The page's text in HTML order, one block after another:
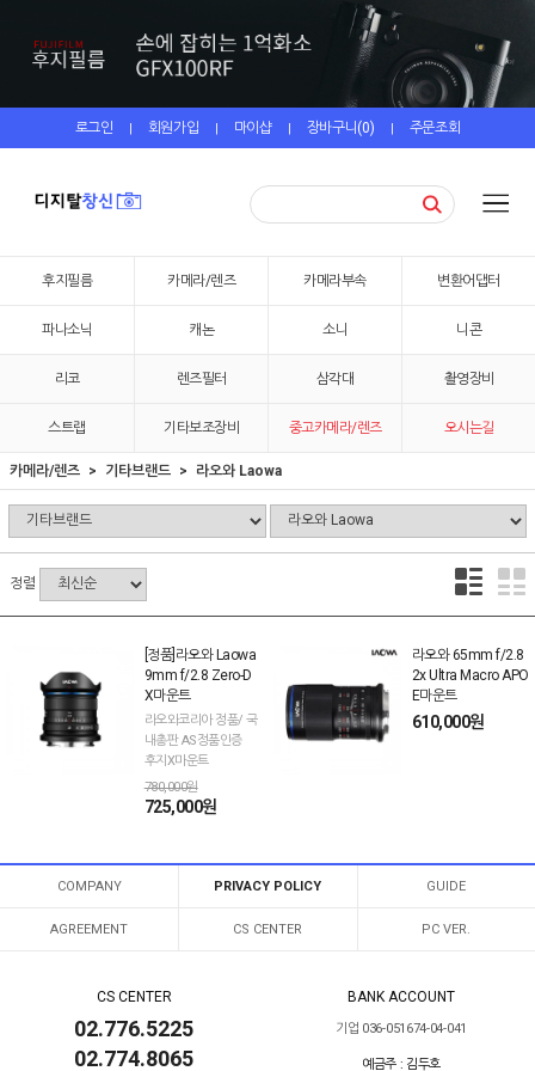
로그인 | 회원가입 | 마이샵 | 장바구니(0) | 주문조회
후지필름 카메라/렌즈 카메라부속 변환어댑터
파나소닉 캐논 소니 니콘
리코 렌즈필터 삼각대 촬영장비
스트랩 기타보조장비 중고카메라/렌즈 오시는길
카메라/렌즈 기타브랜드 라오와 Laowa
정렬
[정품]라오와 Laowa
9mm f/2.8 Zero-D
X마운트
라오와코리아 정품/ 국
내총판 AS정품인증
후지X마운트
780,000원
725,000원
라오와 65mm f/2.8
2x Ultra Macro APO
E마운트
610,000원
COMPANY PRIVACY POLICY GUIDE
AGREEMENT CS CENTER PC VER.
CS CENTER
02.776.5225
02.774.8065
BANK ACCOUNT
기업 036-051674-04-041
예금주 : 김두호